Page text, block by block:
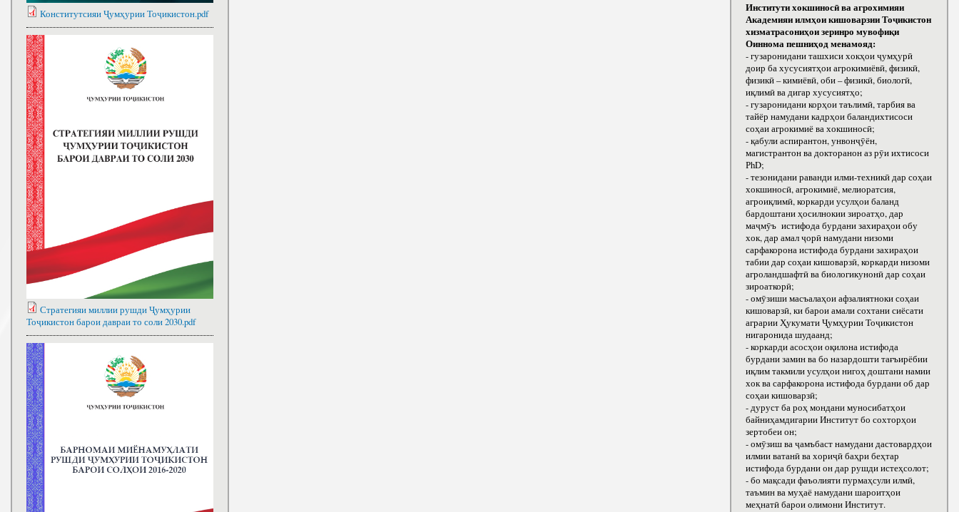
Конститутсияи Ҷумҳурии Тоҷикистон.pdf
Стратегияи миллии рушди Ҷумҳурии
Тоҷикистон барои давраи то соли 2030.pdf
Институти хокшиносӣ ва агрохимияи
Академияи илмҳои кишоварзии Тоҷикистон
хизматрасониҳои зеринро мувофиқи
Оиннома пешниҳод менамояд:
- гузаронидани ташхиси хокҳои ҷумҳурӣ
доир ба хусусиятҳои агрокимиёвӣ, физикӣ,
физикӣ – кимиёвӣ, оби – физикӣ, биологӣ,
иқлимӣ ва дигар хусусиятҳо;
- гузаронидани корҳои таълимӣ, тарбия ва
тайёр намудани кадрҳои баландихтисоси
соҳаи агрокимиё ва хокшиносӣ;
- қабули аспирантон, унвонҷӯён,
магистрантон ва докторанон аз рӯи ихтисоси
РhD;
- тезонидани раванди илми-техникӣ дар соҳаи
хокшиносӣ, агрокимиё, мелиоратсия,
агроиқлимӣ, коркарди усулҳои баланд
бардоштани ҳосилнокии зироатҳо, дар
маҷмӯъ истифода бурдани захираҳои обу
хок, дар амал ҷорӣ намудани низоми
сарфакорона истифода бурдани захираҳои
табии дар соҳаи кишоварзӣ, коркарди низоми
агроландшафтӣ ва биологикунонӣ дар соҳаи
зироаткорӣ;
- омӯзиши масъалаҳои афзалиятноки соҳаи
кишоварзӣ, ки барои амали сохтани сиёсати
аграрии Ҳукумати Ҷумҳурии Тоҷикистон
нигаронида шудаанд;
- коркарди асосҳои оқилона истифода
бурдани замин ва бо назардошти тағъирёбии
иқлим такмили усулҳои нигоҳ доштани намии
хок ва сарфакорона истифода бурдани об дар
соҳаи кишоварзӣ;
- дуруст ба роҳ мондани муносибатҳои
байниҳамдигарии Институт бо сохторҳои
зертобеи он;
- омӯзиш ва ҷамъбаст намудани дастовардҳои
илмии ватанӣ ва хориҷӣ баҳри беҳтар
истифода бурдани он дар рушди истеҳсолот;
- бо мақсади фаъолияти пурмаҳсули илмӣ,
таъмин ва муҳаё намудани шароитҳои
меҳнатӣ барои олимони Институт.